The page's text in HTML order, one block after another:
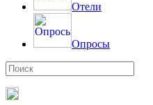
Отели
Опросы